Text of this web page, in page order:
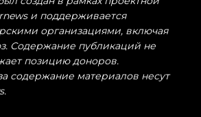
и поддерживается
организациями, включая
Содержание публикаций не
позицию доноров.
содержание материалов несут